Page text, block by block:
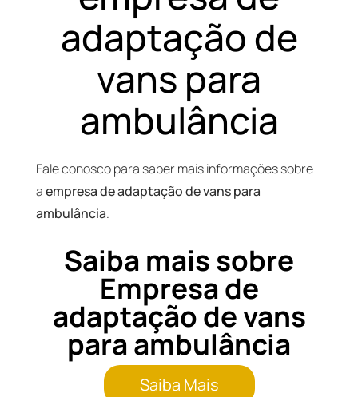
adaptação de
vans para
ambulância
Fale conosco para saber mais informações sobre
aempresa de adaptação de vans para
ambulância.
Saiba mais sobre
Empresa de
adaptação de vans
para ambulância
Saiba Mais